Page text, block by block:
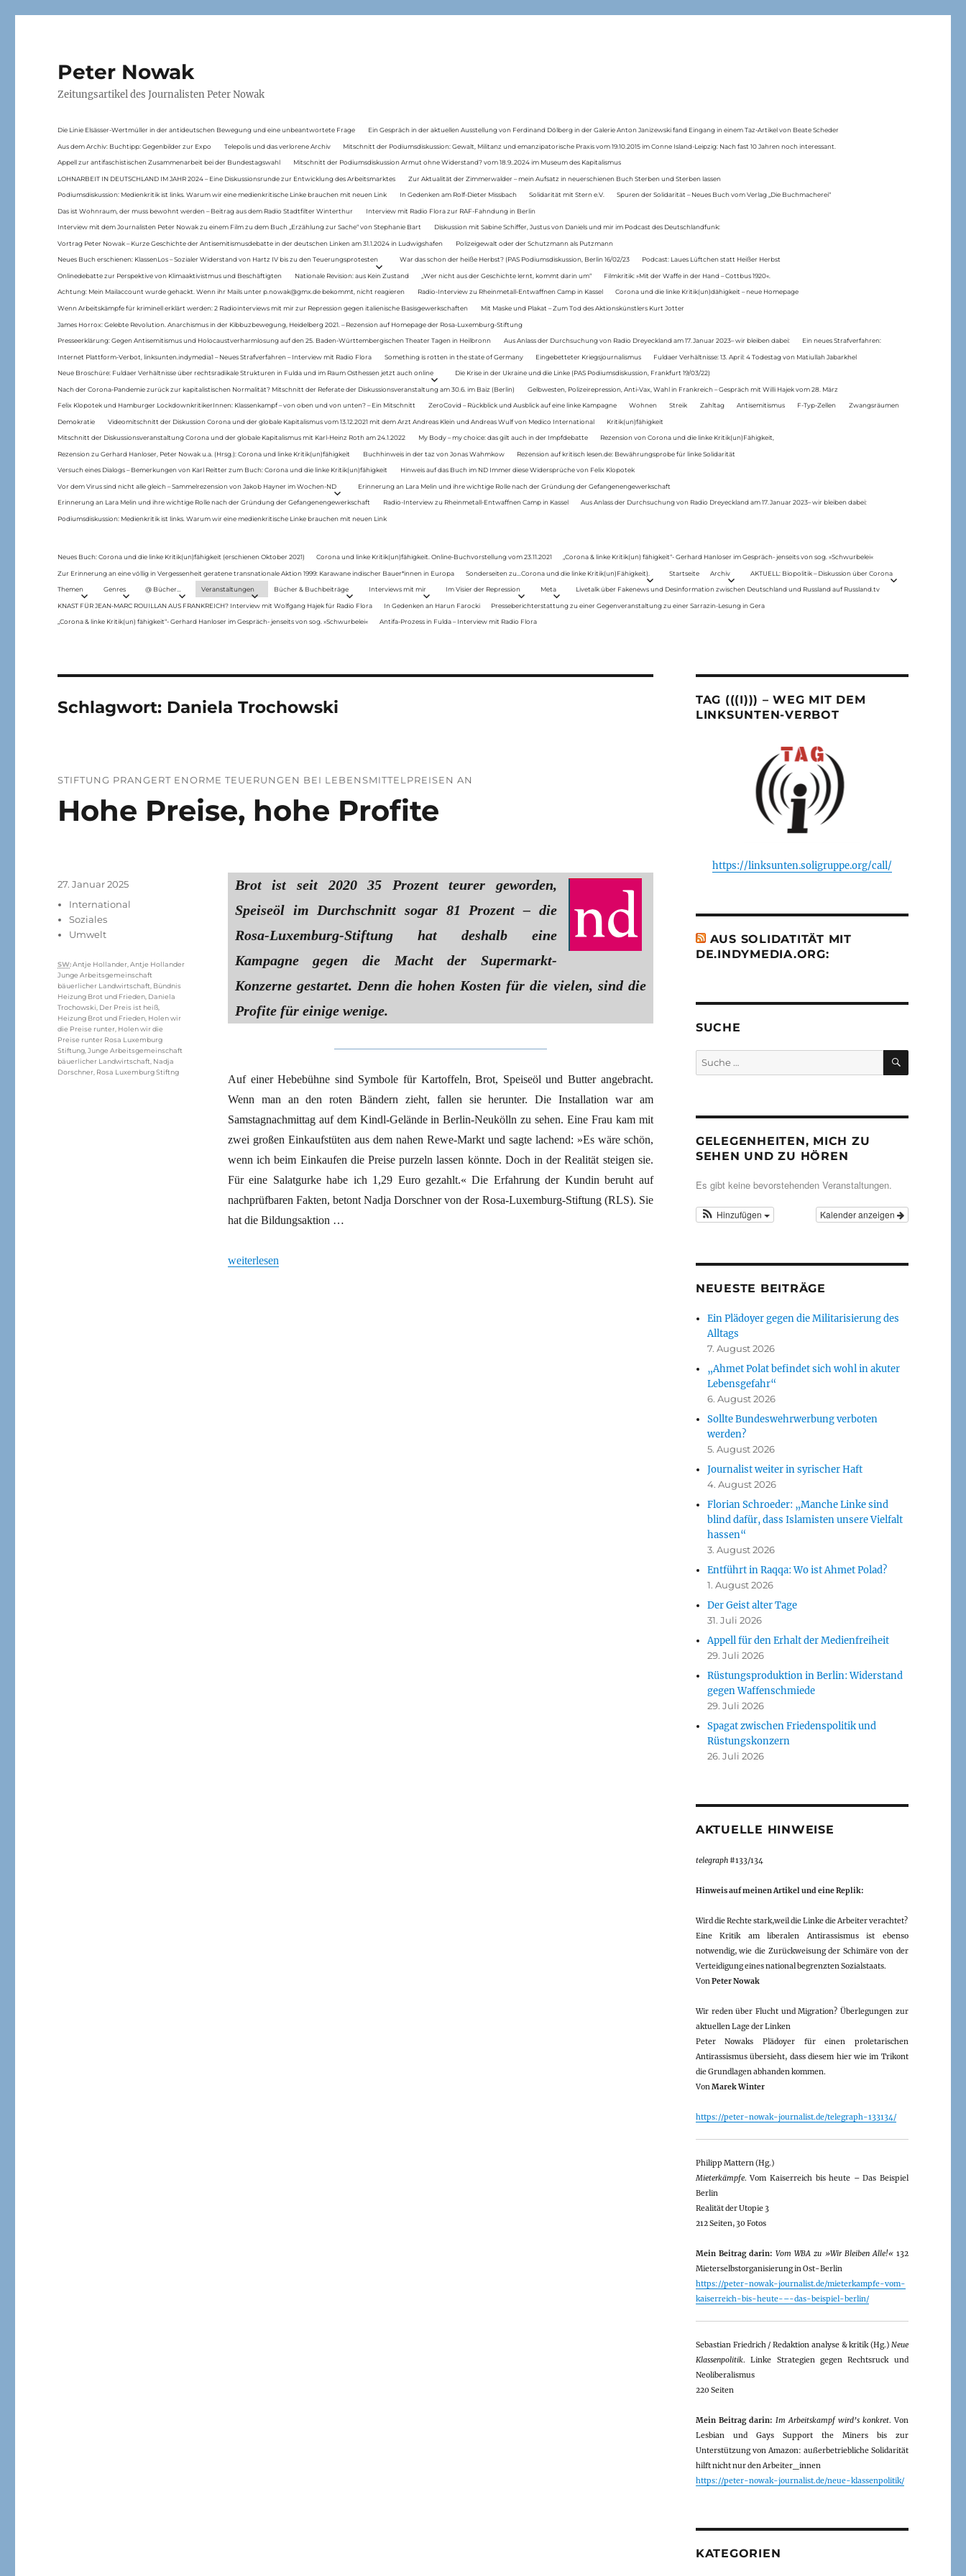
Peter Nowak
Zeitungsartikel des Journalisten Peter Nowak
Die Linie Elsässer-Wertmüller in der antideutschen Bewegung und eine unbeantwortete Frage Ein Gespräch in der aktuellen Ausstellung von Ferdinand Dölberg in der Galerie Anton Janizewski fand Eingang in einem Taz-Artikel von Beate Scheder
Aus dem Archiv: Buchtipp: Gegenbilder zur Expo Telepolis und das verlorene Archiv Mitschnitt der Podiumsdiskussion: Gewalt, Militanz und emanzipatorische Praxis vom 19.10.2015 im Conne Island-Leipzig: Nach fast 10 Jahren noch interessant.
Appell zur antifaschistischen Zusammenarbeit bei der Bundestagswahl Mitschnitt der Podiumsdiskussion Armut ohne Widerstand? vom 18.9..2024 im Museum des Kapitalismus
LOHNARBEIT IN DEUTSCHLAND IM JAHR 2024 – Eine Diskussionsrunde zur Entwicklung des Arbeitsmarktes Zur Aktualität der Zimmerwalder – mein Aufsatz in neuerschienen Buch Sterben und Sterben lassen
Podiumsdiskussion: Medienkritik ist links. Warum wir eine medienkritische Linke brauchen mit neuen Link In Gedenken am Rolf-Dieter Missbach Solidarität mit Stern e.V. Spuren der Solidarität – Neues Buch vom Verlag „Die Buchmacherei“
Das ist Wohnraum, der muss bewohnt werden – Beitrag aus dem Radio Stadtfilter Winterthur Interview mit Radio Flora zur RAF-Fahndung in Berlin
Interview mit dem Journalisten Peter Nowak zu einem Film zu dem Buch „Erzählung zur Sache“ von Stephanie Bart Diskussion mit Sabine Schiffer, Justus von Daniels und mir im Podcast des Deutschlandfunk:
Vortrag Peter Nowak – Kurze Geschichte der Antisemitismusdebatte in der deutschen Linken am 31.1.2024 in Ludwigshafen Polizeigewalt oder der Schutzmann als Putzmann
Neues Buch erschienen: KlassenLos – Sozialer Widerstand von Hartz IV bis zu den Teuerungsprotesten War das schon der heiße Herbst? (PAS Podiumsdiskussion, Berlin 16/02/23 Podcast: Laues Lüftchen statt Heißer Herbst
Onlinedebatte zur Perspektive von Klimaaktivistmus und Beschäftigten Nationale Revision: aus Kein Zustand „Wer nicht aus der Geschichte lernt, kommt darin um“ Filmkritik: »Mit der Waffe in der Hand – Cottbus 1920«.
Achtung: Mein Mailaccount wurde gehackt. Wenn ihr Mails unter p.nowak@gmx.de bekommt, nicht reagieren Radio-Interview zu Rheinmetall-Entwaffnen Camp in Kassel Corona und die linke Kritik(un)dähigkeit – neue Homepage
Wenn Arbeitskämpfe für kriminell erklärt werden: 2 Radiointerviews mit mir zur Repression gegen italienische Basisgewerkschaften Mit Maske und Plakat – Zum Tod des Aktionskünstlers Kurt Jotter
James Horrox: Gelebte Revolution. Anarchismus in der Kibbuzbewegung, Heidelberg 2021. – Rezension auf Homepage der Rosa-Luxemburg-Stiftung
Presseerklärung: Gegen Antisemitismus und Holocaustverharmlosung auf den 25. Baden-Württembergischen Theater Tagen in Heilbronn Aus Anlass der Durchsuchung von Radio Dreyeckland am 17.Januar 2023– wir bleiben dabei: Ein neues Strafverfahren:
Internet Plattform-Verbot, linksunten.indymedia1 – Neues Strafverfahren – Interview mit Radio Flora Something is rotten in the state of Germany Eingebetteter Kriegsjournalismus Fuldaer Verhältnisse: 13. April: 4 Todestag von Matiul­lah Jabarkhel
Neue Broschüre: Fuldaer Verhältnisse über rechtsradikale Strukturen in Fulda und im Raum Osthessen jetzt auch online Die Krise in der Ukraine und die Linke (PAS Podiumsdiskussion, Frankfurt 19/03/22)
Nach der Corona-Pandemie zurück zur kapitalistischen Normalität? Mitschnitt der Referate der Diskussionsveranstaltung am 30.6. im Baiz (Berlin) Gelbwesten, Polizeirepression, Anti-Vax, Wahl in Frankreich – Gespräch mit Willi Hajek vom 28. März
Felix Klopotek und Hamburger LockdownkritikerInnen: Klassenkampf – von oben und von unten? – Ein Mitschnitt ZeroCovid – Rückblick und Ausblick auf eine linke Kampagne Wohnen Streik Zahltag Antisemitismus F-Typ-Zellen Zwangsräumen
Demokratie Videomitschnitt der Diskussion Corona und der globale Kapitalismus vom 13.12.2021 mit dem Arzt Andreas Klein und Andreas Wulf von Medico International Kritik(un)fähigkeit
Mitschnitt der Diskussionsveranstaltung Corona und der globale Kapitalismus mit Karl-Heinz Roth am 24.1.2022 My Body – my choice: das gilt auch in der Impfdebatte Rezension von Corona und die linke Kritik(un)Fähigkeit,
Rezension zu Gerhard Hanloser, Peter Nowak u.a. (Hrsg.): Corona und linke Kritik(un)fähigkeit Buchhinweis in der taz von Jonas Wahmkow Rezension auf kritisch lesen.de: Bewährungsprobe für linke Solidarität
Versuch eines Dialogs – Bemerkungen von Karl Reitter zum Buch: Corona und die linke Kritik(un)fähigkeit Hinweis auf das Buch im ND Immer diese Widersprüche von Felix Klopotek
Vor dem Virus sind nicht alle gleich – Sammelrezension von Jakob Hayner im Wochen-ND Erinnerung an Lara Melin und ihre wichtige Rolle nach der Gründung der Gefangenengewerkschaft
Erinnerung an Lara Melin und ihre wichtige Rolle nach der Gründung der Gefangenengewerkschaft Radio-Interview zu Rheinmetall-Entwaffnen Camp in Kassel Aus Anlass der Durchsuchung von Radio Dreyeckland am 17.Januar 2023– wir bleiben dabei:
Podiumsdiskussion: Medienkritik ist links. Warum wir eine medienkritische Linke brauchen mit neuen Link
Neues Buch: Corona und die linke Kritik(un)fähigkeit (erschienen Oktober 2021) Corona und linke Kritik(un)fähigkeit. Online-Buchvorstellung vom 23.11.2021 „Corona & linke Kritik(un) fähigkeit“- Gerhard Hanloser im Gespräch- jenseits von sog. »Schwurbelei«
Zur Erinnerung an eine völlig in Vergessenheit geratene transnationale Aktion 1999: Karawane indischer Bauer*innen in Europa Sonderseiten zu…Corona und die linke Kritik(un)Fähigkeit). Startseite Archiv AKTUELL: Biopolitik – Diskussion über Corona
Themen Genres @ Bücher… Veranstaltungen Bücher & Buchbeiträge Interviews mit mir Im Visier der Repression Meta Livetalk über Fakenews und Desinformation zwischen Deutschland und Russland auf Russland.tv
KNAST FÜR JEAN-MARC ROUILLAN AUS FRANKREICH? Interview mit Wolfgang Hajek für Radio Flora In Gedenken an Harun Farocki Presseberichterstattung zu einer Gegenveranstaltung zu einer Sarrazin-Lesung in Gera
„Corona & linke Kritik(un) fähigkeit“- Gerhard Hanloser im Gespräch- jenseits von sog. »Schwurbelei« Antifa-Prozess in Fulda – Interview mit Radio Flora
Schlagwort: Daniela Trochowski
STIFTUNG PRANGERT ENORME TEUERUNGEN BEI LEBENSMITTELPREISEN AN
Hohe Preise, hohe Profite
Brot ist seit 2020 35 Prozent teurer geworden,
Speiseöl im Durchschnitt sogar 81 Prozent – die
Rosa-Luxemburg-Stiftung hat deshalb eine
Kampagne gegen die Macht der Supermarkt-
Konzerne gestartet. Denn die hohen Kosten für die vielen, sind die
Profite für einige wenige.
Auf einer Hebebühne sind Symbole für Kartoffeln, Brot, Speiseöl und Butter angebracht.
Wenn man an den roten Bändern zieht, fallen sie herunter. Die Installation war am
Samstagnachmittag auf dem Kindl-Gelände in Berlin-Neukölln zu sehen. Eine Frau kam mit
zwei großen Einkaufstüten aus dem nahen Rewe-Markt und sagte lachend: »Es wäre schön,
wenn ich beim Einkaufen die Preise purzeln lassen könnte. Doch in der Realität steigen sie.
Für eine Salatgurke habe ich 1,29 Euro gezahlt.« Die Erfahrung der Kundin beruht auf
nachprüfbaren Fakten, betont Nadja Dorschner von der Rosa-Luxemburg-Stiftung (RLS). Sie
hat die Bildungsaktion …
„Hohe Preise, hohe Profite“
weiterlesen
Veröffentlicht
27. Januar 2025
Kategorien
International
Soziales
Umwelt
Schlagwörter
SW:Antje Hollander ,Antje Hollander
Junge Arbeitsgemeinschaft
bäuerlicher Landwirtschaft Bündnis
Heizung Brot und Frieden Daniela
Trochowski Der Preis ist heiß
Heizung Brot und Frieden Holen wir
die Preise runter Holen wir die
Preise runter Rosa Luxemburg
Stiftung ,Junge Arbeitsgemeinschaft
bäuerlicher Landwirtschaft Nadja
Dorschner Rosa Luxemburg Stiftng
TAG (((I))) – WEG MIT DEM
LINKSUNTEN-VERBOT
https://linksunten.soligruppe.org/call/
AUS SOLIDATITÄT MIT
DE.INDYMEDIA.ORG:
SUCHE
Suche
nach:
SUCHEN
GELEGENHEITEN, MICH ZU
SEHEN UND ZU HÖREN
Es gibt keine bevorstehenden Veranstaltungen.
Kalender anzeigen
Hinzufügen
NEUESTE BEITRÄGE
Ein Plädoyer gegen die Militarisierung des
Alltags
7. August 2026
„Ahmet Polat befindet sich wohl in akuter
Lebensgefahr“
6. August 2026
Sollte Bundeswehrwerbung verboten
werden?
5. August 2026
Journalist weiter in syrischer Haft
4. August 2026
Florian Schroeder: „Manche Linke sind
blind dafür, dass Islamisten unsere Vielfalt
hassen“
3. August 2026
Entführt in Raqqa: Wo ist Ahmet Polad?
1. August 2026
Der Geist alter Tage
31. Juli 2026
Appell für den Erhalt der Medienfreiheit
29. Juli 2026
Rüstungsproduktion in Berlin: Widerstand
gegen Waffenschmiede
29. Juli 2026
Spagat zwischen Friedenspolitik und
Rüstungskonzern
26. Juli 2026
AKTUELLE HINWEISE
telegraph#133/134
Hinweis auf meinen Artikel und eine Replik:
Wird die Rechte stark,weil die Linke die Arbeiter verachtet?
Eine Kritik am liberalen Antirassismus ist ebenso
notwendig, wie die Zurückweisung der Schimäre von der
Verteidigung eines national begrenzten Sozialstaats.
VonPeter Nowak
Wir reden über Flucht und Migration? Überlegungen zur
aktuellen Lage der Linken
Peter Nowaks Plädoyer für einen proletarischen
Antirassismus übersieht, dass diesem hier wie im Trikont
die Grundlagen abhanden kommen.
VonMarek Winter
https://peter-nowak-journalist.de/telegraph-133134/
Philipp Mattern (Hg.)
Mieterkämpfe. Vom Kaiserreich bis heute – Das Beispiel
Berlin
Realität der Utopie 3
212 Seiten, 30 Fotos
Mein Beitrag darin: Vom WBA zu »Wir Bleiben Alle!«132
Mieterselbstorganisierung in Ost-Berlin
https://peter-nowak-journalist.de/mieterkampfe-vom-
kaiserreich-bis-heute-–-das-beispiel-berlin/
Sebastian Friedrich / Redaktion analyse & kritik (Hg.) Neue
Klassenpolitik. Linke Strategien gegen Rechtsruck und
Neoliberalismus
220 Seiten
Mein Beitrag darin: Im Arbeitskampf wird’s konkret. Von
Lesbian und Gays Support the Miners bis zur
Unterstützung von Amazon: außerbetriebliche Solidarität
hilft nicht nur den Arbeiter_innen
https://peter-nowak-journalist.de/neue-klassenpolitik/
KATEGORIEN